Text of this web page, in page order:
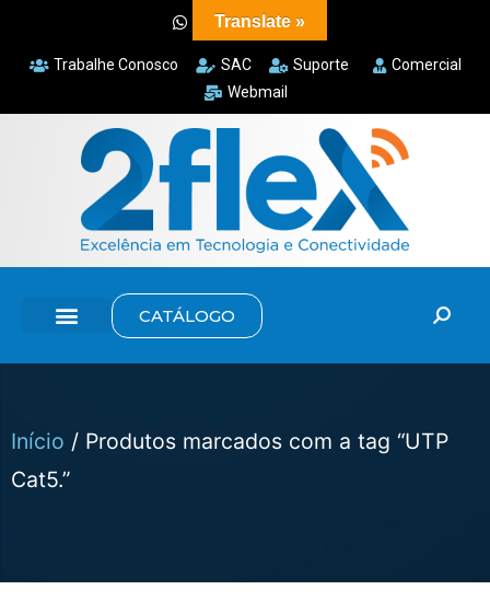
Trabalhe Conosco SAC Suporte
Comercial
Webmail
CATÁLOGO
Início / Produtos marcados com a tag “UTP
Cat5.”
Translate »